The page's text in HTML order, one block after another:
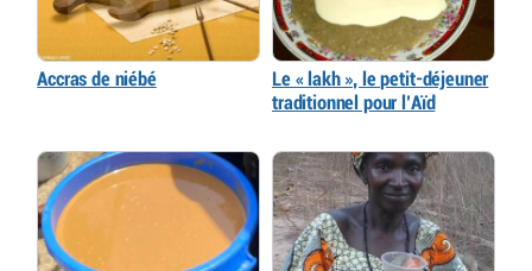
Accras de niébé
Le « lakh », le petit-déjeuner
traditionnel pour l’Aïd